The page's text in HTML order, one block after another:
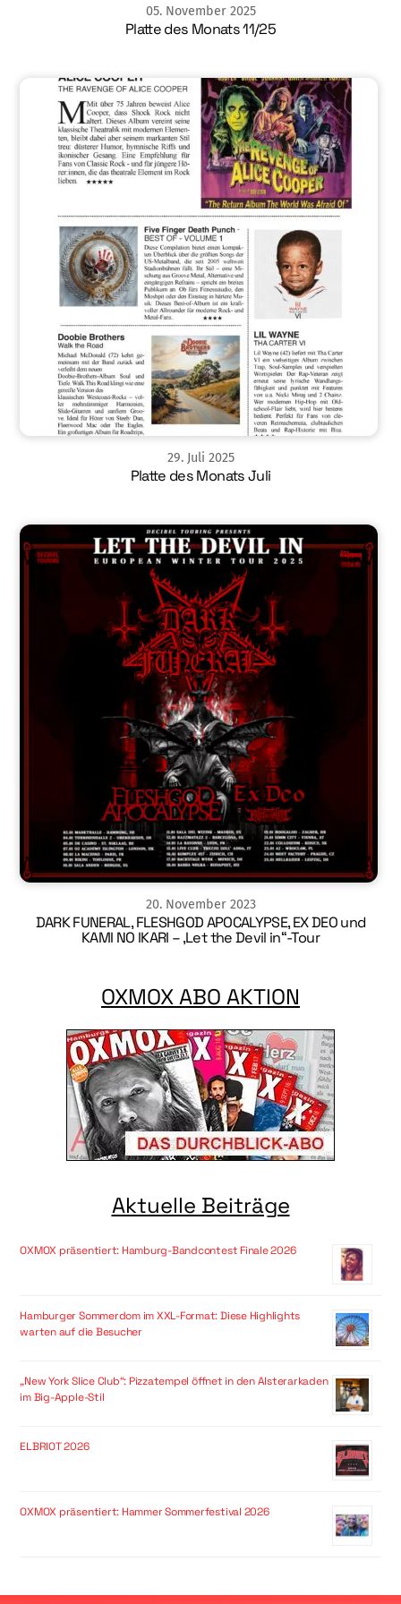
05. November 2025
Platte des Monats 11/25
29. Juli 2025
Platte des Monats Juli
20. November 2023
DARK FUNERAL, FLESHGOD APOCALYPSE, EX DEO und
KAMI NO IKARI – ‚Let the Devil in“-Tour
OXMOX ABO AKTION
Aktuelle Beiträge
OXMOX präsentiert: Hamburg-Bandcontest Finale 2026
Hamburger Sommerdom im XXL-Format: Diese Highlights
warten auf die Besucher
„New York Slice Club“: Pizzatempel öffnet in den Alsterarkaden
im Big-Apple-Stil
ELBRIOT 2026
OXMOX präsentiert: Hammer Sommerfestival 2026